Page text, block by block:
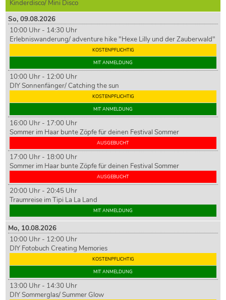
Kinderdisco/ Mini Disco
So,09.08.2026
10:00 Uhr - 14:30 Uhr
Erlebniswanderung/ adventure hike "Hexe Lilly und der Zauberwald"
KOSTENPFLICHTIG
MIT ANMELDUNG
10:00 Uhr - 12:00 Uhr
DIY Sonnenfänger/ Catching the sun
KOSTENPFLICHTIG
MIT ANMELDUNG
16:00 Uhr - 17:00 Uhr
Sommer im Haar bunte Zöpfe für deinen Festival Sommer
AUSGEBUCHT
17:00 Uhr - 18:00 Uhr
Sommer im Haar bunte Zöpfe für deinen Festival Sommer
AUSGEBUCHT
20:00 Uhr - 20:45 Uhr
Traumreise im Tipi La La Land
MIT ANMELDUNG
Mo, 10.08.2026
10:00 Uhr - 12:00 Uhr
DIY Fotobuch Creating Memories
KOSTENPFLICHTIG
MIT ANMELDUNG
13:00 Uhr - 14:30 Uhr
DIY Sommerglas/ Summer Glow